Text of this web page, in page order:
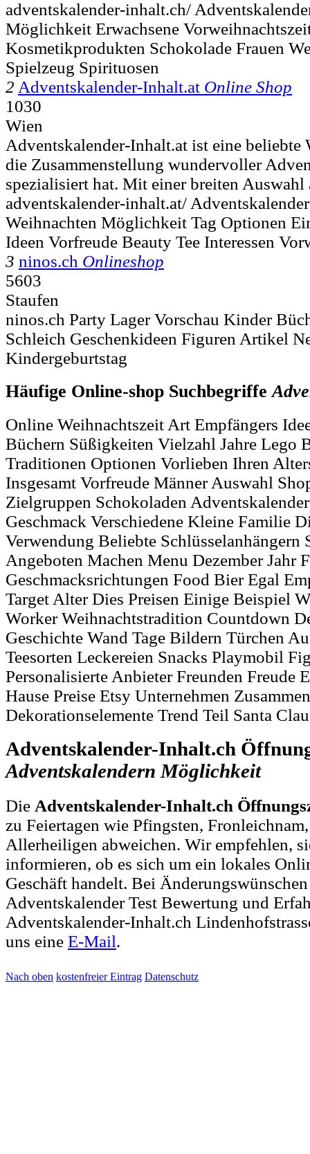
adventskalender-inhalt.ch/
Möglichkeit Erwachsene
Kosmetikprodukten Schokolade Frauen
Spielzeug Spirituosen
2 Adventskalender-Inhalt.at Online Shop
1030
Wien
Adventskalender-Inhalt.at ist eine beliebte
die Zusammenstellung wundervoller
spezialisiert hat. Mit einer breiten Auswahl
adventskalender-inhalt.at/
Weihnachten Möglichkeit Tag Optionen
Ideen Vorfreude Beauty Tee Interessen
3 ninos.ch Onlineshop
5603
Staufen
ninos.ch Party Lager Vorschau Kinder
Schleich Geschenkideen Figuren Artikel
Kindergeburtstag
Häufige Online-shop Suchbegriffe
Online Weihnachtszeit Art Empfängers
Büchern Süßigkeiten Vielzahl Jahre Lego
Traditionen Optionen Vorlieben Ihren
Insgesamt Vorfreude Männer Auswahl
Zielgruppen Schokoladen
Geschmack Verschiedene Kleine Familie
Verwendung Beliebte Schlüsselanhängern
Angeboten Machen Menu Dezember Jahr
Geschmacksrichtungen Food Bier Egal
Target Alter Dies Preisen Einige Beispiel
Worker Weihnachtstradition Countdown
Geschichte Wand Tage Bildern Türchen
Teesorten Leckereien Snacks Playmobil
Personalisierte Anbieter Freunden Freude
Hause Preise Etsy Unternehmen
Dekorationselemente Trend Teil Santa
Adventskalender-Inhalt.ch
Adventskalendern Möglichkeit
Die Adventskalender-Inhalt.ch
zu Feiertagen wie Pfingsten,
Allerheiligen abweichen. Wir empfehlen,
informieren, ob es sich um ein lokales
Geschäft handelt. Bei
Adventskalender Test Bewertung und
Adventskalender-Inhalt.ch
uns eine E-Mail.
Nach oben kostenfreier Eintrag Datenschutz